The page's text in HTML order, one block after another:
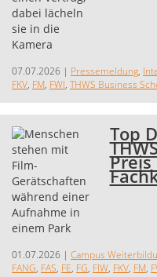
07.07.2026 | Pressemeldung,
FKV, FM, FWI, THWS Business
Top
01.07.2026 | Campus
FANG, FAS, FE, FG, FIW, FKV, FM,